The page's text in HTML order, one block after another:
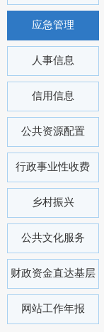
应急管理
人事信息
信用信息
公共资源配置
行政事业性收费
乡村振兴
公共文化服务
财政资金直达基层
网站工作年报